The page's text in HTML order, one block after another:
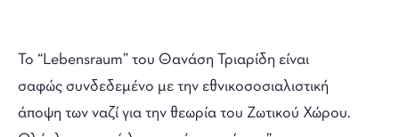
Το “Lebensraum” του Θανάση Τριαρίδη είναι
σαφώς συνδεδεμένο με την εθνικοσοσιαλιστική
άποψη των ναζί για την θεωρία του Ζωτικού Χώρου.